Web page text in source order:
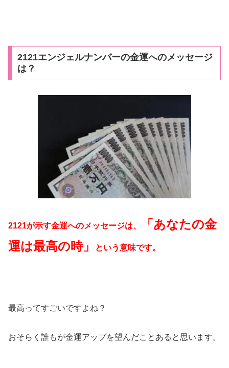
2121エンジェルナンバーの金運へのメッセージ
は？
2121が示す金運へのメッセージは、
「あなたの金
運は最高の時」
という意味です。
最高ってすごいですよね？
おそらく誰もが金運アップを望んだことあると思います。